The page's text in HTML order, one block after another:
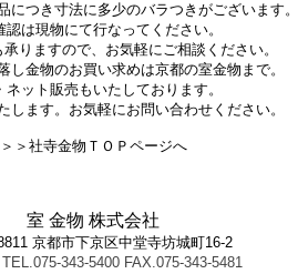
につき寸法に多少のバラつきがございます。
認は現物にて行なってください。
りますので、お気軽にご相談ください。
し金物のお買い求めは京都の室金物まで。
ネット販売もいたしております。
します。お気軽にお問い合わせください。
＞＞社寺金物ＴＯＰページへ
室 金物 株式会社
京都市下京区中堂寺坊城町16-2
TEL.075-343-5400 FAX.075-343-5481